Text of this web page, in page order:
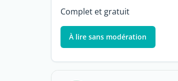
Complet et gratuit
À lire sans modération